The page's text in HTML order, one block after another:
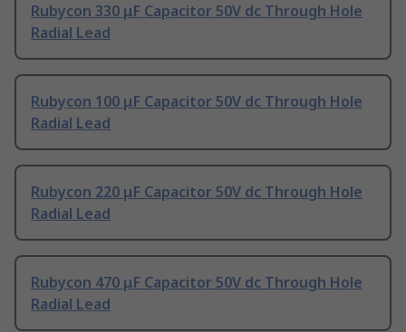
Rubycon 330 μF Capacitor 50V dc Through Hole
Radial Lead
Rubycon 100 μF Capacitor 50V dc Through Hole
Radial Lead
Rubycon 220 μF Capacitor 50V dc Through Hole
Radial Lead
Rubycon 470 μF Capacitor 50V dc Through Hole
Radial Lead